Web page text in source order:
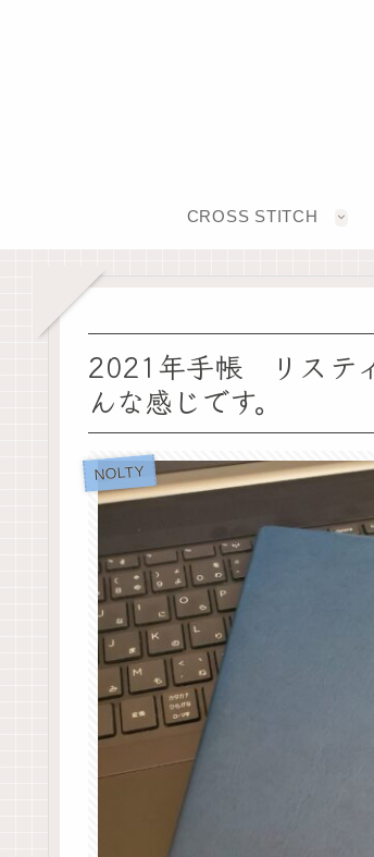
CROSS STITCH
2021年手帳 リステ
んな感じです。
NOLTY